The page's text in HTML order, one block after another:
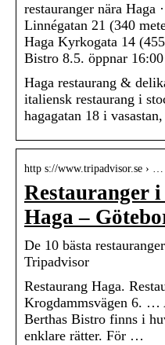
restauranger nära Haga
Linnégatan 21 (340
Haga Kyrkogata 14
Bistro 8.5. öppnar
Haga restaurang &
italiensk restaurang i
hagagatan 18 i
http s://www.tripadvisor.se › …
Restauranger
Haga –
De 10 bästa
Tripadvisor
Restaurang Haga.
Krogdammsvägen 6. …
Berthas Bistro finns i
enklare rätter. För …